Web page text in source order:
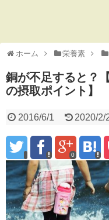
ホーム 栄養素
銅が不足すると？
の摂取ポイント】
2016/6/1 2020/2/
0